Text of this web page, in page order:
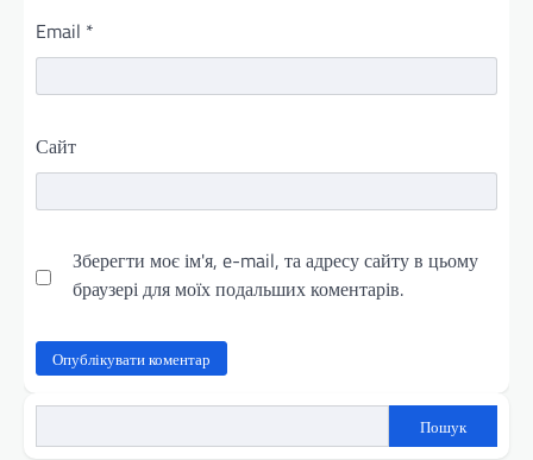
Email *
Сайт
Зберегти моє ім'я, e-mail, та адресу сайту в цьому
браузері для моїх подальших коментарів.
Пошук